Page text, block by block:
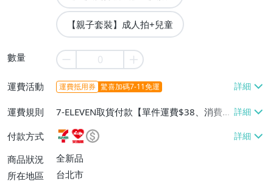
【親子套裝】成人拍+兒童
數量
運費活動 運費抵用券 驚喜加碼7-11免運
運費規則
7-ELEVEN取貨付款【單件運費$38、消費滿
$1000免運費】、萊爾富取貨付款【單件運
費$60、消費滿$1000免運費】、宅配/貨運
【單件運費$80、消費滿$1000免運費】
付款方式
商品狀況
全新品
所在地區
台北市